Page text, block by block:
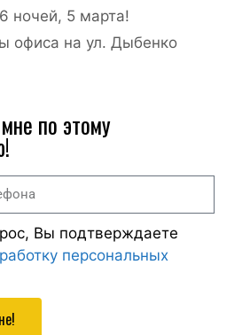
ночей, 5 марта!
офиса на ул. Дыбенко
по этому
Вы подтверждаете
персональных